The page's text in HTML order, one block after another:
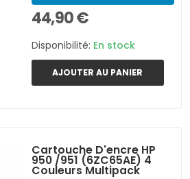
44,90 €
Disponibilité: En stock
AJOUTER AU PANIER
Cartouche D'encre HP
950 /951 (6ZC65AE) 4
Couleurs Multipack